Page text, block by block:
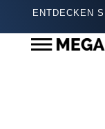
ENTDECKEN